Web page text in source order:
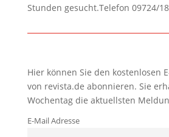
Stunden gesucht.Telefon 09724/
Hier können Sie den kostenlosen
von revista.de abonnieren. Sie
Wochentag die aktuellsten
E-Mail Adresse